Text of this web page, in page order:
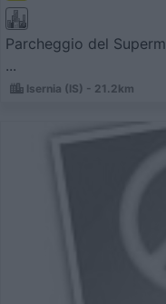
Parcheggio del
...
Isernia (IS) - 21.2km